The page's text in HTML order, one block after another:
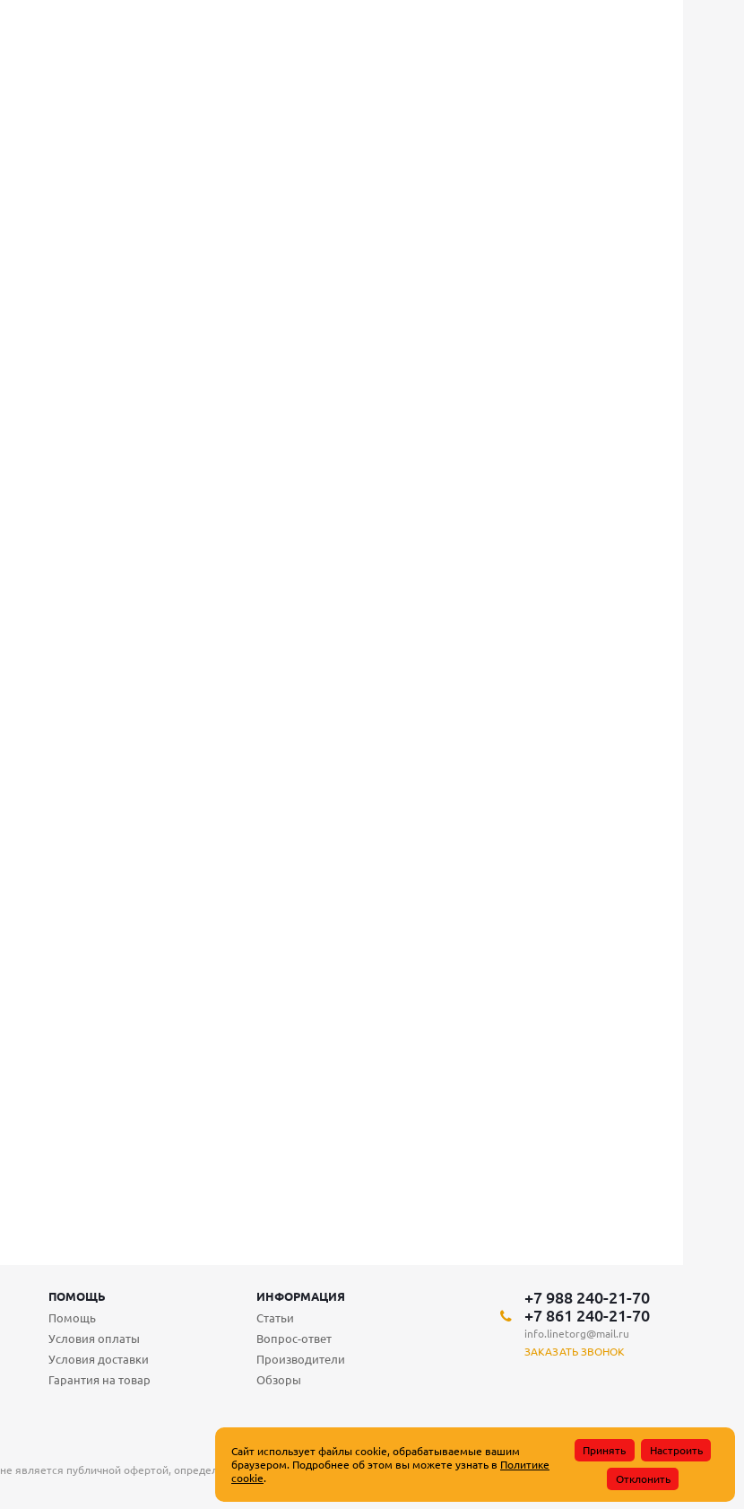
ПОМОЩЬ
ИНФОРМАЦИЯ
Помощь
Условия оплаты
Условия доставки
Гарантия на товар
Статьи
Вопрос-ответ
Производители
Обзоры
+7 988 240-21-70
+7 861 240-21-70
info.linetorg@mail.ru
ЗАКАЗАТЬ ЗВОНОК
является публичной офертой, определяемой положениями Статьи 437 Гражданского кодекса Российской Федерации.
Сайт использует файлы cookie, обрабатываемые вашим
браузером. Подробнее об этом вы можете узнать в Политике
cookie.
Принять
Настроить
Отклонить